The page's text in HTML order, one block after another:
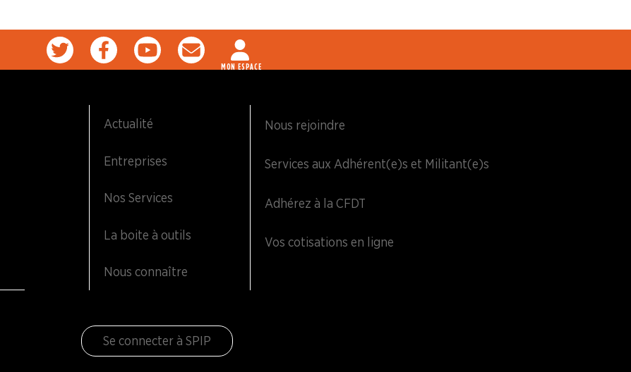
MON ESPACE
Actualité
Entreprises
Nos Services
La boite à outils
Nous connaître
Nous rejoindre
Services aux Adhérent(e)s et Militant(e)s
Adhérez à la CFDT
Vos cotisations en ligne
Se connecter à SPIP